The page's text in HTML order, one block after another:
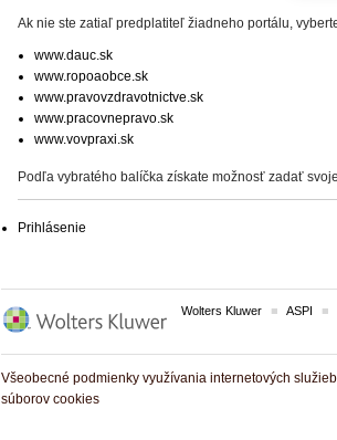
Ak nie ste zatiaľ predplatiteľ žiadneho portálu,
www.dauc.sk
www.ropoaobce.sk
www.pravovzdravotnictve.sk
www.pracovnepravo.sk
www.vovpraxi.sk
Podľa vybratého balíčka získate možnosť zadať
Prihlásenie
Wolters Kluwer ASPI
Všeobecné podmienky využívania internetových
súborov cookies